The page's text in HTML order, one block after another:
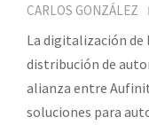
CARLOS GONZÁLEZ
La digitalización de
distribución de
alianza entre
soluciones para